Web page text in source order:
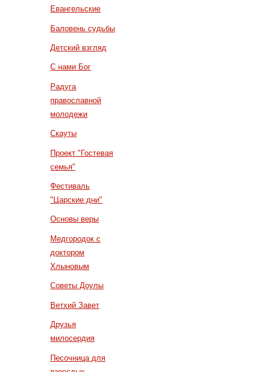
Евангельские
Баловень судьбы
Детский взгляд
С нами Бог
Радуга
православной
молодежи
Скауты
Проект "Гостевая
семья"
Фестиваль
"Царские дни"
Основы веры
Медгородок с
доктором
Хлыновым
Советы Доулы
Ветхий Завет
Друзья
милосердия
Песочница для